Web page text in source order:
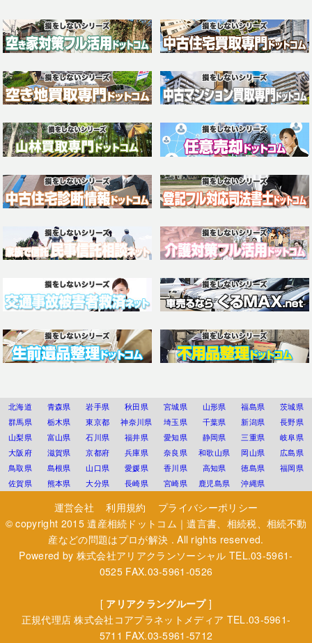
北海道 青森県 岩手県 秋田県 宮城県 山形県 福島県
茨城県
群馬県
栃木県 東京都 神奈川県 埼玉県 千葉県 新潟県
長野県
山梨県
富山県 石川県 福井県 愛知県 静岡県 三重県
岐阜県
大阪府
滋賀県 京都府 兵庫県 奈良県 和歌山県 岡山県
広島県
鳥取県
島根県 山口県 愛媛県 香川県 高知県 徳島県
福岡県
佐賀県
熊本県 大分県 長崎県 宮崎県 鹿児島県 沖縄県
運営会社 利用規約
プライバシーポリシー
© copyright 2015遺産相続ドットコム｜遺言書、相続税、相続不動
産などの問題はプロが解決 . All rights reserved.
Powered by 株式会社アリアクランソーシャル TEL.03-5961-
0525 FAX.03-5961-0526
[ アリアクラングループ]
正規代理店株式会社コアプラネットメディア TEL.03-5961-
5711 FAX.03-5961-5712